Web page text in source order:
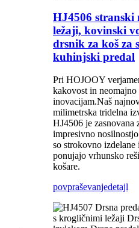
HJ4506 stranski
ležaji, kovinski
drsnik za koš za
kuhinjski predal
Pri HOJOOY
kakovost in neomajno
inovacijam.Naš
milimetrska tridelna
HJ4506 je zasnovana
impresivno
so strokovno
ponujajo vrhunsko
košare.
povpraševanjedetajl